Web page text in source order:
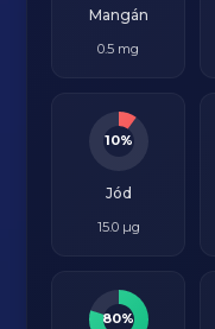
Mangán
0.5 mg
10%
Jód
15.0 µg
80%